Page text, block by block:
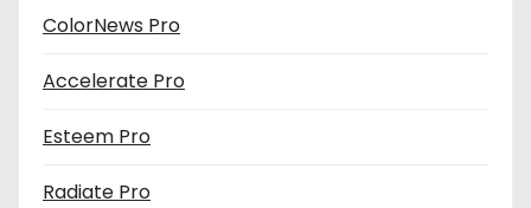
ColorNews Pro
Accelerate Pro
Esteem Pro
Radiate Pro